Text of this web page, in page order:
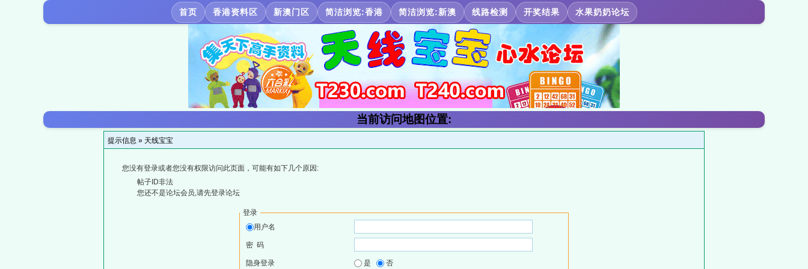
首页 香港资料区 新澳门区 简洁浏览:香港 简洁浏览:新澳 线路检测 开奖结果 水果奶奶论坛
当前访问地图位置:
提示信息 » 天线宝宝
您没有登录或者您没有权限访问此页面，可能有如下几个原因:
帖子ID非法
您还不是论坛会员,请先登录论坛
登录
用户名
密 码
隐身登录 是 否